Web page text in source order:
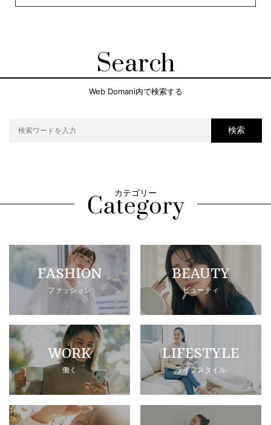
Search
Web Domani内で検索する
検索
カテゴリー
FASHION
ファッション
BEAUTY
ビューティ
WORK
働く
LIFESTYLE
ライフスタイル